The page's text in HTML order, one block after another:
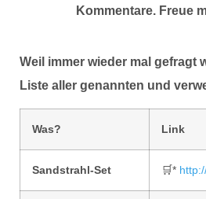
Kommentare. Freue
Weil immer wieder mal gefragt
Liste aller genannten und
Was? Link
Sandstrahl-Set 🛒*